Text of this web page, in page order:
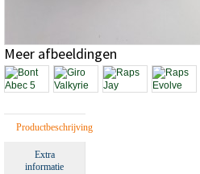
Meer afbeeldingen
Productbeschrijving
Extra
informatie